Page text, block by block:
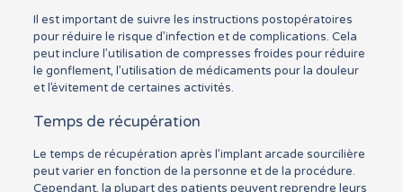
Il est important de suivre les instructions postopératoires
pour réduire le risque d’infection et de complications. Cela
peut inclure l’utilisation de compresses froides pour réduire
le gonflement, l’utilisation de médicaments pour la douleur
et l’évitement de certaines activités.
Temps de récupération
Le temps de récupération après l’implant arcade sourcilière
peut varier en fonction de la personne et de la procédure.
Cependant, la plupart des patients peuvent reprendre leurs